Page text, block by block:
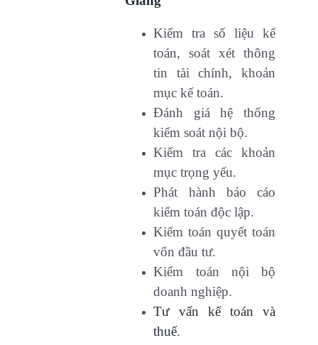
Kiểm tra số liệu kế
toán, soát xét thông
tin tài chính, khoản
mục kế toán.
Đánh giá hệ thống
kiểm soát nội bộ.
Kiểm tra các khoản
mục trọng yếu.
Phát hành báo cáo
kiểm toán độc lập.
Kiểm toán quyết toán
vốn đầu tư.
Kiểm toán nội bộ
doanh nghiệp.
Tư vấn kế toán và
thuế.